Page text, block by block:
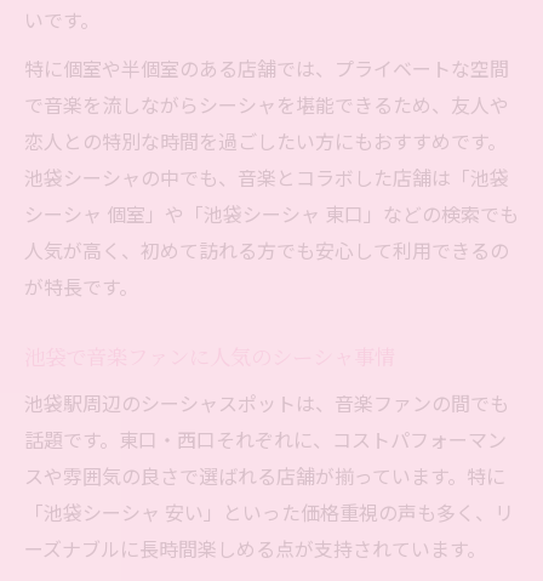
楽器や音楽が響く個室シーシャ空間の魅力
個室で楽しむシーシャ音楽空間のおすすめ
法
シーシャ好き音楽ファン必見の池袋駅周辺事情
池袋駅周辺のシーシャ音楽空間最新事情
池袋で音楽とシーシャが楽しめる理由とは
シーシャ好き必見の池袋音楽体験トレンド
池袋駅周辺シーシャ音楽空間の選び方ガイ
ド
長く安く楽しむシーシャと楽器の融合スポット
いです。
特に個室や半個室のある店舗では、プライベートな空間
で音楽を流しながらシーシャを堪能できるため、友人や
恋人との特別な時間を過ごしたい方にもおすすめです。
池袋シーシャの中でも、音楽とコラボした店舗は「池袋
シーシャ 個室」や「池袋シーシャ 東口」などの検索でも
人気が高く、初めて訪れる方でも安心して利用できるの
が特長です。
池袋駅周辺のシーシャスポットは、音楽ファンの間でも
話題です。東口・西口それぞれに、コストパフォーマン
スや雰囲気の良さで選ばれる店舗が揃っています。特に
「池袋シーシャ 安い」といった価格重視の声も多く、リ
ーズナブルに長時間楽しめる点が支持されています。